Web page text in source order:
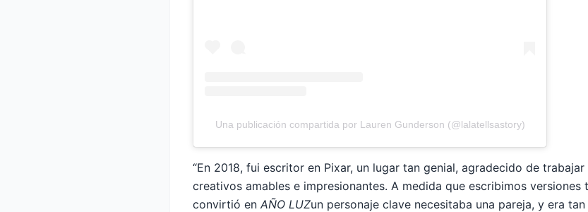
Una publicación compartida por Lauren Gunderson (@lalatellsastory)
“En 2018, fui escritor en Pixar, un lugar tan genial, agradecido de
creativos amables e impresionantes. A medida que escribimos versiones
convirtió en AÑO LUZun personaje clave necesitaba una pareja, y era